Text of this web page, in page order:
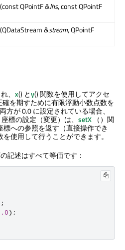
(const QPointF &lhs, const QPointF
(QDataStream &stream, QPointF
、 x() とy() 関数を使用してアクセ
を期すために有限浮動小数点数を
方が 0.0 に設定されている場合、
標の設定（変更）は、 setX （）関
標への参照を返す（直接操作でき
を使用して行うことができます。
記述はすべて等価です：
);